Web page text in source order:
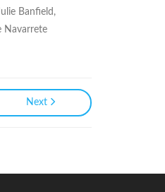
Banfield,
Navarrete
Next